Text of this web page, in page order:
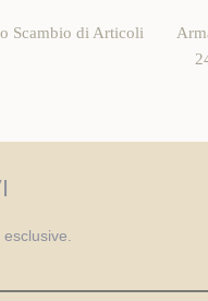
o Scambio di Articoli